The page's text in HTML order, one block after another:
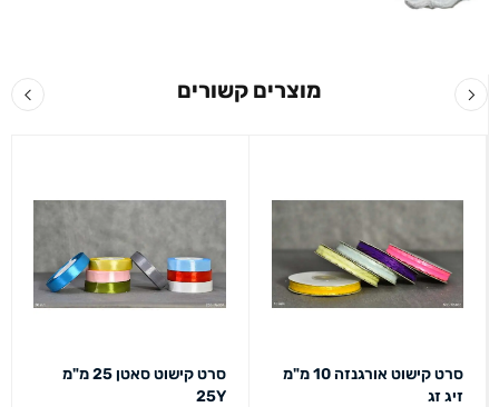
מוצרים קשורים
סרט קישוט אורגנזה 10 מ"מ
זיג זג
סרט קישוט סאטן 25 מ"מ
25Y